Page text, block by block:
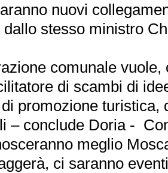
nuovi
stesso ministro
comunale
di scambi di
promozione turistica,
– conclude Doria -
meglio
ci saranno